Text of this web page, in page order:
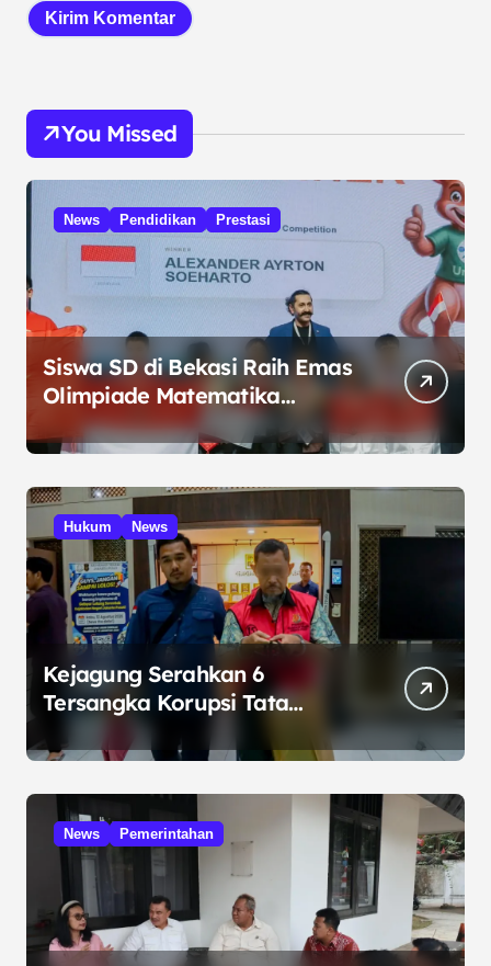
You Missed
News Pendidikan Prestasi
Siswa SD di Bekasi Raih Emas
Olimpiade Matematika
Internasional di Malaysia
Hukum News
Kejagung Serahkan 6
Tersangka Korupsi Tata
Kelola Minyak ke Penuntut
Umum
News Pemerintahan